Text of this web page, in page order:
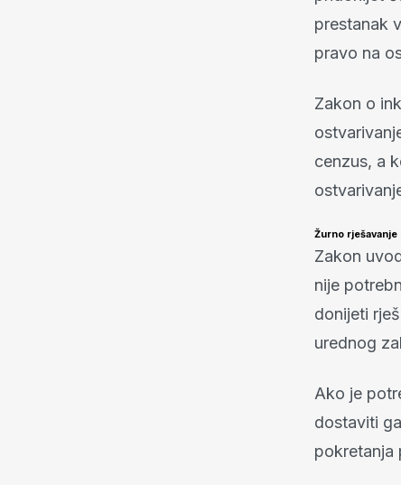
prestanak
pravo na
Zakon o
cenzus, a
Žurno rješavanje
Zakon
nije
donijeti
urednog
Ako je
dostaviti
pokretanja